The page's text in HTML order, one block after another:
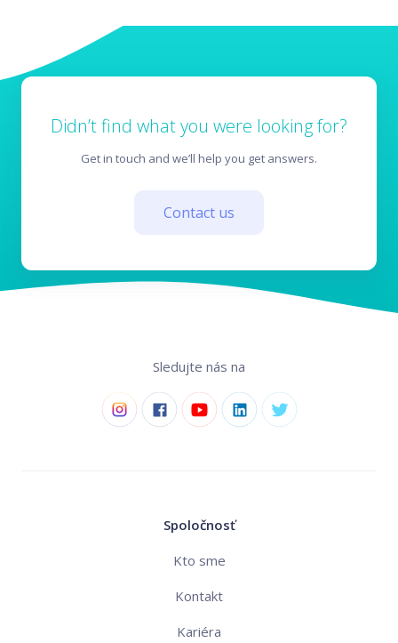
Didn’t find what you were looking for?
Get in touch and we’ll help you get answers.
Contact us
Sledujte nás na
Spoločnosť
Kto sme
Kontakt
Kariéra